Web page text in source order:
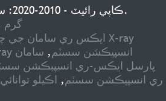
© ڪاپي رائيٽ - 2010-2020: سڀ حق محفوظ آهن.
گرم
ايڪس ري سامان جي
X-ray انسپيڪشن سسٽم, سامان
پارسل ايڪس-ري انسپيڪشن
ري انسپيڪشن سسٽم, اڪيلو